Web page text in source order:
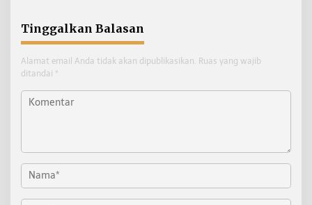
Tinggalkan Balasan
Alamat email Anda tidak akan dipublikasikan. Ruas yang wajib
ditandai *